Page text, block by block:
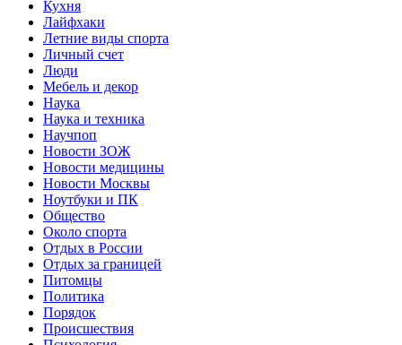
Кухня
Лайфхаки
Летние виды спорта
Личный счет
Люди
Мебель и декор
Наука
Наука и техника
Научпоп
Новости ЗОЖ
Новости медицины
Новости Москвы
Ноутбуки и ПК
Общество
Около спорта
Отдых в России
Отдых за границей
Питомцы
Политика
Порядок
Происшествия